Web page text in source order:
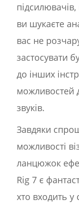
ви шукаєте
вас не
застосувати
до інших
можливостей
звуків.
Завдяки
можливості
ланцюжок
Rig 7 є
хто входить у